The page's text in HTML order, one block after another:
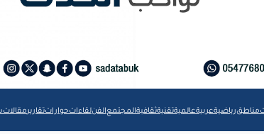
مناطقرياضيةعربيةعالميةتقنيةثقافيةالمجتمعالفنلقاءاتحواراتتقاريرمقالات